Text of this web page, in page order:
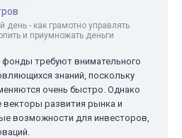
день - как грамотно управлять
и приумножать деньги
требуют внимательного
знаний, поскольку
очень быстро. Однако
развития рынка и
возможности для инвесторов,